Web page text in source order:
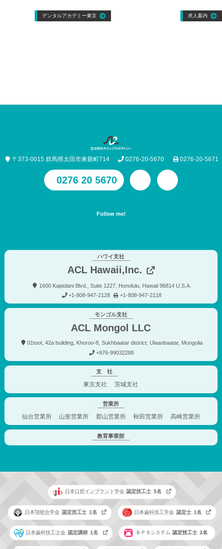
デンタルアカデミー東京 求人案内
〒373-0015 群馬県太田市東新町714 0276-20-5670 0276-20-5671
0276 20 5670
ハワイ支社
ACL Hawaii,Inc.
1600 Kapiolani Blvd., Suite 1227, Honolulu, Hawaii 96814 U.S.A.
+1-808-947-2128
+1-808-947-2118
モンゴル支社
ACL Mongol LLC
01toot, 42a building, Khoroo-8, Sukhbaatar district, Ulaanbaatar, Mongolia
+976-99032288
支 社
東京支社 茨城支社
営業所
仙台営業所 山形営業所 郡山営業所 秋田営業所 高崎営業所
教育事業部
日本口腔インプラント学会 認定技工士 5
日本顎咬合学会 認定技工士 1 日本歯科技工学会 認定士 1
日本歯科技工士会 認定講師 1 ＢＰＳシステム 認定技工士 2